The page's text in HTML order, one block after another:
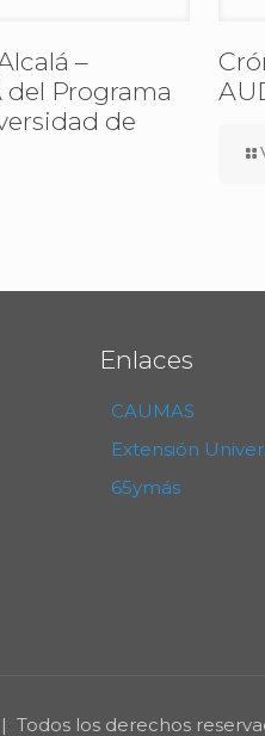
–
Programa
de
Enlaces
CAUMAS
Extensión
65ymás
Todos los derechos